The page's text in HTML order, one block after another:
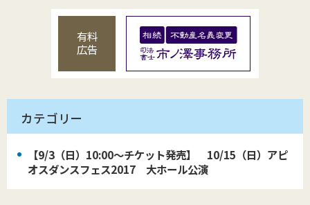
有料
広告
カテゴリー
【9/3（日）10:00～チケット発売】 10/15（日）アピ
オスダンスフェス2017 大ホール公演